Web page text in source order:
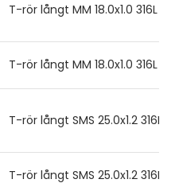
T-rör långt MM 18.0x1.0 316L
T-rör långt MM 18.0x1.0 316L
T-rör långt SMS 25.0x1.2 316L
T-rör långt SMS 25.0x1.2 316L